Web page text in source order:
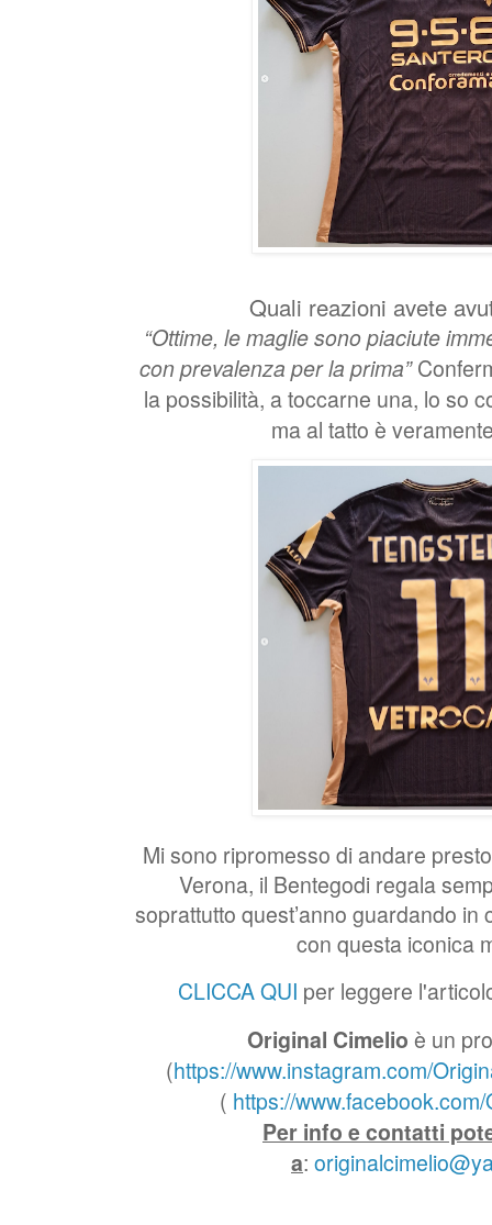
Quali reazioni avete
“Ottime, le maglie sono piaciute
con prevalenza per la prima”
la possibilità, a toccarne una, lo so
ma al tatto è
Mi sono ripromesso di andare
Verona, il Bentegodi regala
soprattutto quest’anno guardando
con questa iconica
CLICCA QUI per leggere
Original Cimelio è un
(https://www.instagram.com/
( https://
Per info e contatti
a: